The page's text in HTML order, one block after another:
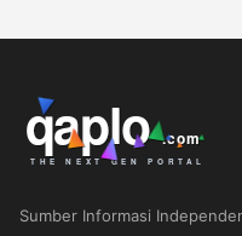
Sumber Informasi